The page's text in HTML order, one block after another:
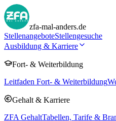
zfa-mal-anders.de
StellenangeboteStellengesuche
Ausbildung & Karriere
Fort- & Weiterbildung
Leitfaden Fort- & Weiterbildung
Gehalt & Karriere
ZFA GehaltTabellen, Tarife &